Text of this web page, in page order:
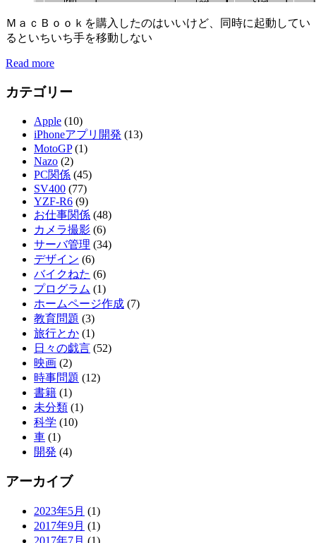
ＭａｃＢｏｏｋを購入したのはいいけど、同時に起動してい
るといちいち手を移動しない
Read more
カテゴリー
Apple (10)
iPhoneアプリ開発 (13)
MotoGP(1)
Nazo (2)
PC関係 (45)
SV400 (77)
YZF-R6 (9)
お仕事関係 (48)
カメラ撮影 (6)
サーバ管理 (34)
デザイン (6)
バイクねた (6)
プログラム (1)
ホームページ作成 (7)
教育問題 (3)
旅行とか (1)
日々の戯言 (52)
映画 (2)
時事問題 (12)
書籍 (1)
未分類 (1)
科学 (10)
車 (1)
開発 (4)
アーカイブ
2023年5月 (1)
2017年9月 (1)
2017年7月 (1)